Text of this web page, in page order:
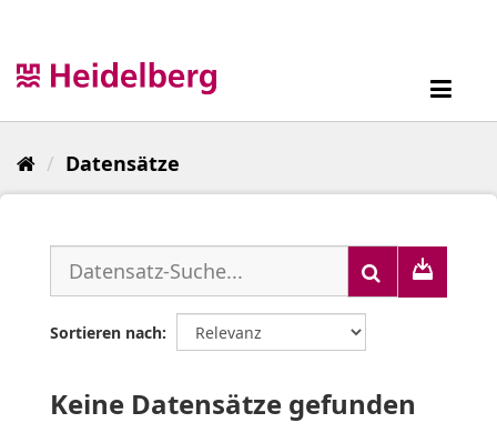
Datensätze
Sortieren nach
Keine Datensätze gefunden